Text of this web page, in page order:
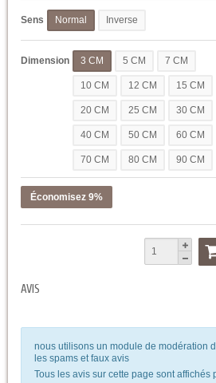
Sens Normal Inverse
Dimension 3 CM 5 CM 7 CM
10 CM 12 CM 15 CM
20 CM 25 CM 30 CM
40 CM 50 CM 60 CM
70 CM 80 CM 90 CM
Économisez 9%
AVIS
nous utilisons un module de modération
les spams et faux avis
Tous les avis sur cette page sont affichés